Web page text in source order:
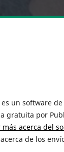
un software
por
más acerca del
de los